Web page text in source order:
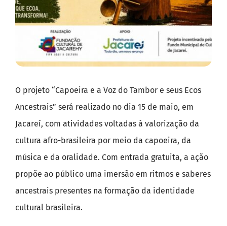
O projeto “Capoeira e a Voz do Tambor e seus Ecos
Ancestrais” será realizado no dia 15 de maio, em
Jacareí, com atividades voltadas à valorização da
cultura afro-brasileira por meio da capoeira, da
música e da oralidade. Com entrada gratuita, a ação
propõe ao público uma imersão em ritmos e saberes
ancestrais presentes na formação da identidade
cultural brasileira.